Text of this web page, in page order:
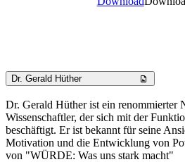
Dr. Gerald Hüther
Dr. Gerald Hüther ist ein renommierter
Wissenschaftler, der sich mit der
beschäftigt. Er ist bekannt für seine
Motivation und die Entwicklung von
von "WÜRDE: Was uns stark macht"